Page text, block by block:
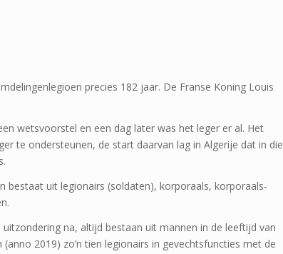
precies 182 jaar. De Franse Koning Louis
wetsvoorstel en een dag later was het leger er al. Het
te ondersteunen, de start daarvan lag in Algerije dat in die
bestaat uit legionairs (soldaten), korporaals, korporaals-
na, altijd bestaan uit mannen in de leeftijd van
2019) zo’n tien legionairs in gevechtsfuncties met de